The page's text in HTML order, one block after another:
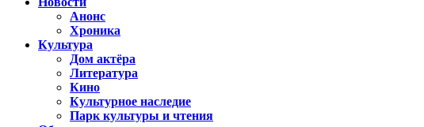
Анонс
Хроника
Культура
Дом актёра
Литература
Кино
Культурное наследие
Парк культуры и чтения